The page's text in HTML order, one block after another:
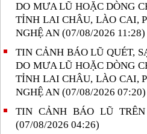
DO MƯA LŨ HOẶC DÒNG
TỈNH LAI CHÂU, LÀO CAI,
NGHỆ AN (07/08/2026 11:28)
TIN CẢNH BÁO LŨ QUÉT,
DO MƯA LŨ HOẶC DÒNG
TỈNH LAI CHÂU, LÀO CAI,
NGHỆ AN (07/08/2026 07:20)
TIN CẢNH BÁO LŨ
(07/08/2026 04:26)